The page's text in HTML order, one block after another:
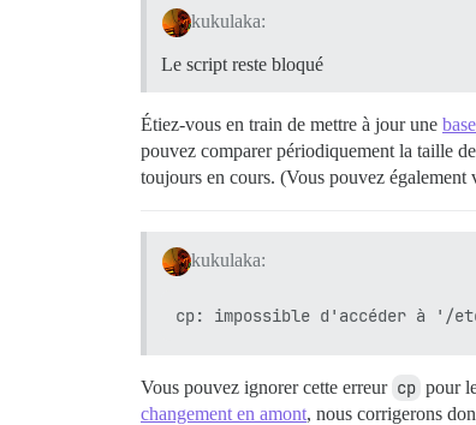
kukulaka:
Le script reste bloqué
Étiez-vous en train de mettre à jour une
pouvez comparer périodiquement la taille
toujours en cours. (Vous pouvez également
kukulaka:
Vous pouvez ignorer cette erreur cp pour
changement en amont, nous corrigerons